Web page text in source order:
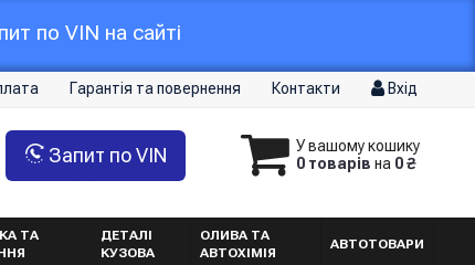
по VIN на сайті
Гарантія та повернення Контакти Вхід
У вашому кошику
0 товарів на 0 ₴
Запит по VIN
ТА
ДЕТАЛІ
КУЗОВА
ОЛИВА ТА
АВТОХІМІЯ
АВТОТОВАРИ